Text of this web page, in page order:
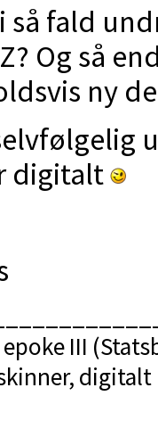
så fald
Og så
ny
digitalt
epoke III
digitalt